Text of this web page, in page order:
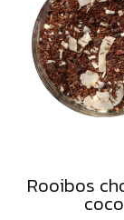
Rooibos
coco